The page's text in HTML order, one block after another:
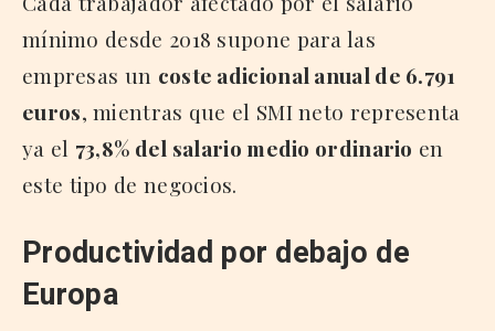
mínimo desde 2018 supone para las
empresas un coste adicional anual de 6.791
euros, mientras que el SMI neto representa
ya el 73,8% del salario medio ordinario en
este tipo de negocios.
Productividad por debajo de
Europa